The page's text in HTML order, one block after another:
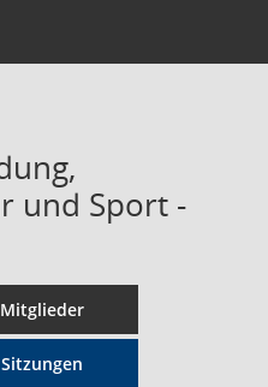
und Sport -
Mitglieder
Sitzungen